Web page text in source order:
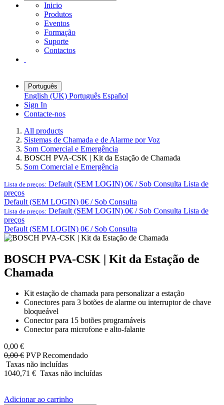
Inicio
Produtos
Eventos
Formação
Suporte
Contactos
Português
English (UK) Português Español
Sign In
Contacte-nos
All products
Sistemas de Chamada e de Alarme por Voz
Som Comercial e Emergência
BOSCH PVA-CSK | Kit da Estação de Chamada
Som Comercial e Emergência
Lista de preços: Default (SEM LOGIN) 0€ / Sob Consulta Lista de
preços
Default (SEM LOGIN) 0€ / Sob Consulta
Lista de preços: Default (SEM LOGIN) 0€ / Sob Consulta Lista de
preços
Default (SEM LOGIN) 0€ / Sob Consulta
BOSCH PVA-CSK | Kit da Estação de
Chamada
Kit estação de chamada para personalizar a estação
Conectores para 3 botões de alarme ou interruptor de chave
bloqueável
Conector para 15 botões programáveis
Conector para microfone e alto-falante
0,00 €
0,00€ PVP Recomendado
Taxas não incluídas
1040,71 € Taxas não incluídas
Adicionar ao carrinho